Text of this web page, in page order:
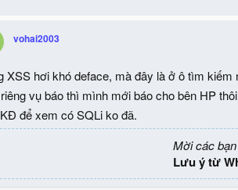
vohai2003
XSS hơi khó deface, mà đây là ở ô tìm kiếm
vụ báo thì mình mới báo cho bên HP
để xem có SQLi ko đã.
Mời các
Lưu ý từ